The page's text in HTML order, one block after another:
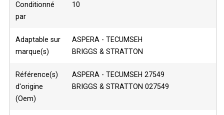
Conditionné
par
10
Adaptable sur
marque(s)
ASPERA - TECUMSEH
BRIGGS & STRATTON
Référence(s)
d'origine
(Oem)
ASPERA - TECUMSEH 27549
BRIGGS & STRATTON 027549